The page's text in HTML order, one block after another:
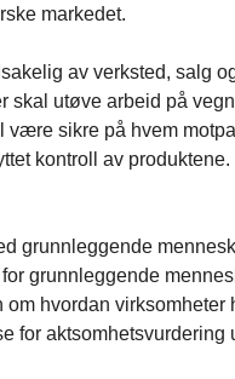
markedet.
av verksted, salg
skal utøve arbeid på
sikre på hvem
kontroll av
grunnleggende
grunnleggende
hvordan
for